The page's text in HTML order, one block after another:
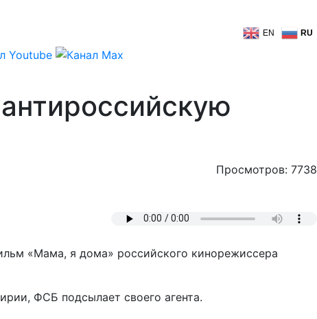
EN RU
Просмотров: 7738
«Мама, я дома» российского кинорежиссера
ФСБ подсылает своего агента.